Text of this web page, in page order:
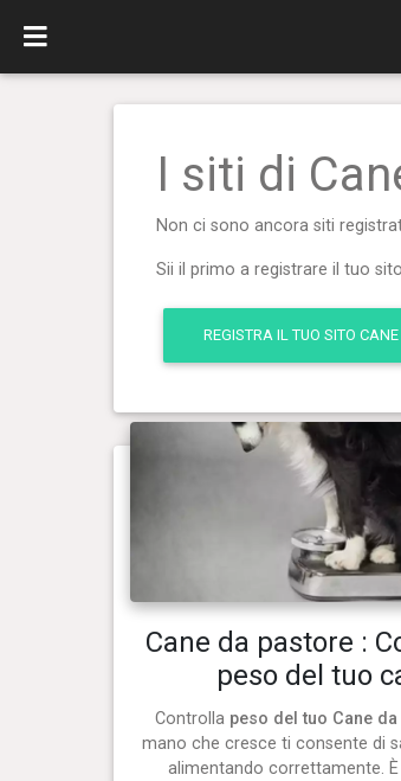
I siti di
Non ci sono ancora siti
Sii il primo a registrare il tuo
REGISTRA IL TUO SITO
Cane da pastore :
peso del tuo
Controlla peso del tuo Cane
mano che cresce ti consente di
alimentando correttamente.